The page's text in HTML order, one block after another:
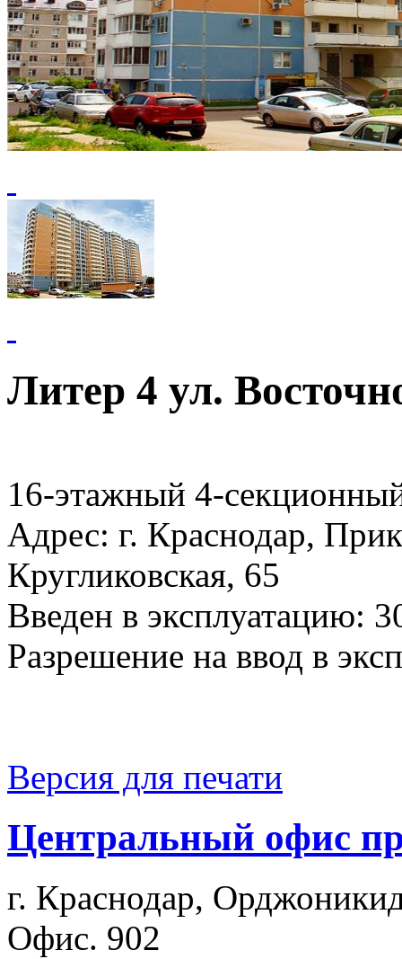
Литер 4 ул.
16-этажный 4-
Адрес: г. Краснодар,
Кругликовская, 65
Введен в эксплуатацию:
Разрешение на ввод в
Версия для печати
Центральный офис
г. Краснодар,
Офис. 902